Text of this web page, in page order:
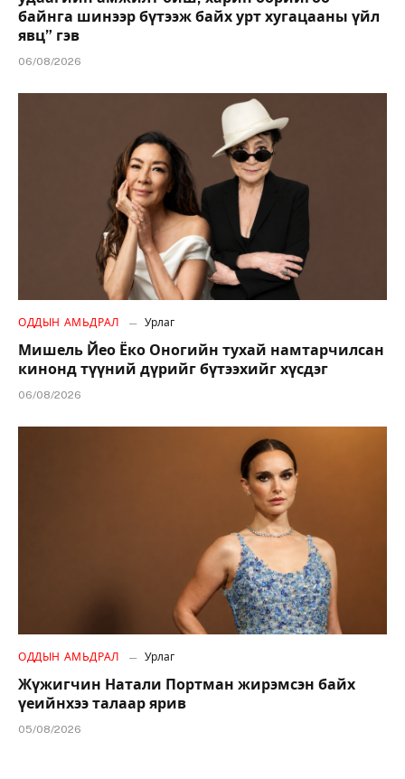
байнга шинээр бүтээж байх урт хугацааны үйл
явц” гэв
06/08/2026
ОДДЫН АМЬДРАЛ Урлаг
Мишель Йео Ёко Оногийн тухай намтарчилсан
кинонд түүний дүрийг бүтээхийг хүсдэг
06/08/2026
ОДДЫН АМЬДРАЛ Урлаг
Жүжигчин Натали Портман жирэмсэн байх
үеийнхээ талаар ярив
05/08/2026